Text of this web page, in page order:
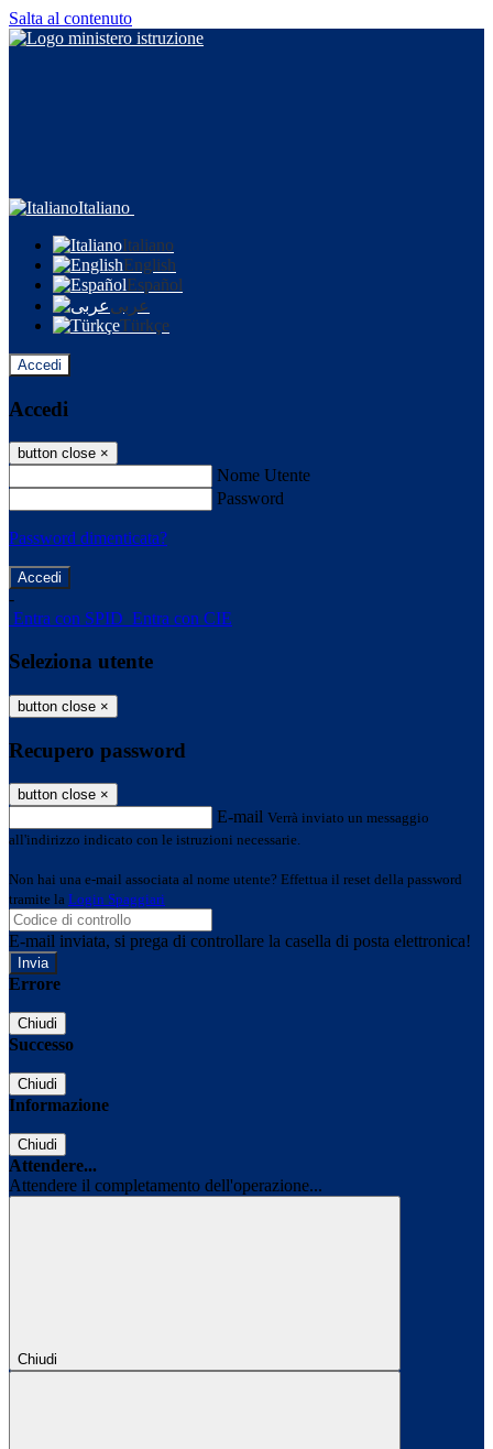
Salta al contenuto
Italiano
Italiano
English
Español
عربى
Türkçe
Accedi
Accedi
button close ×
Nome Utente
Password
Password dimenticata?
-
Entra con SPID Entra con CIE
Seleziona utente
button close ×
Recupero password
button close ×
E-mail Verrà inviato un messaggio
all'indirizzo indicato con le istruzioni necessarie.
Non hai una e-mail associata al nome utente? Effettua il reset della password
tramite la Login Spaggiari
E-mail inviata, si prega di controllare la casella di posta elettronica!
Errore
Chiudi
Successo
Chiudi
Informazione
Chiudi
Attendere...
Attendere il completamento dell'operazione...
Chiudi